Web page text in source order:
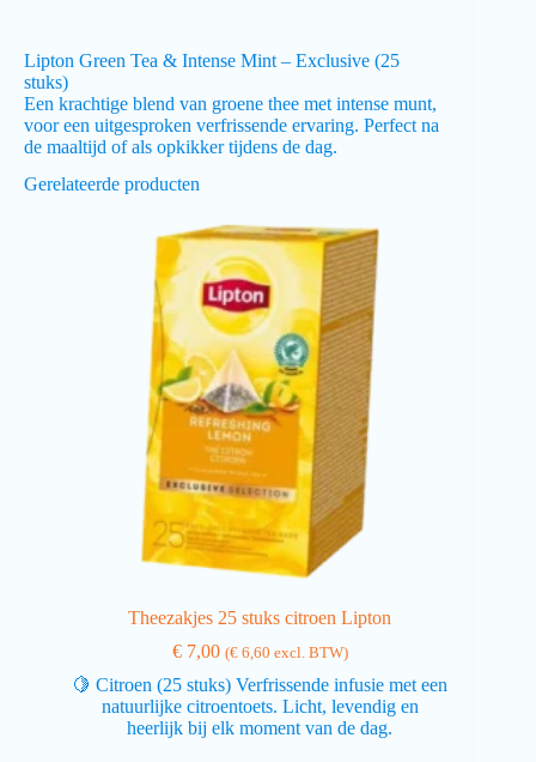
Lipton Green Tea & Intense Mint – Exclusive (25
stuks)
Een krachtige blend van groene thee met intense munt,
voor een uitgesproken verfrissende ervaring. Perfect na
de maaltijd of als opkikker tijdens de dag.
Gerelateerde producten
Theezakjes 25 stuks citroen Lipton
€7,00 (€6,60 excl. BTW)
🍋 Citroen (25 stuks) Verfrissende infusie met een
natuurlijke citroentoets. Licht, levendig en
heerlijk bij elk moment van de dag.